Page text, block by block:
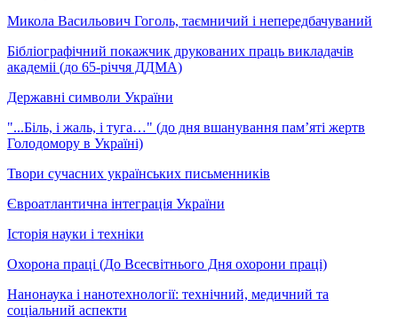
Микола Васильович Гоголь, таємничий і непередбачуваний
Бібліографічний покажчик друкованих праць викладачів
академіі (до 65-річчя ДДМА)
Державні символи України
"...Біль, і жаль, і туга…" (до дня вшанування пам’яті жертв
Голодомору в Україні)
Твори сучасних українських письменників
Євроатлантична інтеграція України
Історія науки і техніки
Охорона праці (До Всесвітнього Дня охорони праці)
Нанонаука і нанотехнології: технічний, медичний та
соціальний аспекти